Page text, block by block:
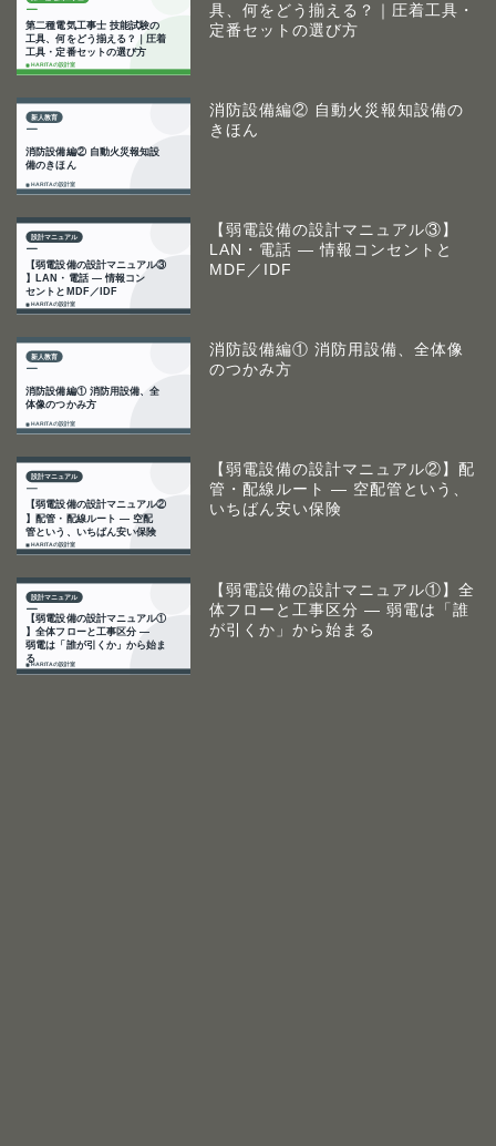
具、何をどう揃える？｜圧着工具・
定番セットの選び方
消防設備編② 自動火災報知設備の
きほん
【弱電設備の設計マニュアル③】
LAN・電話 ― 情報コンセントと
MDF／IDF
消防設備編① 消防用設備、全体像
のつかみ方
【弱電設備の設計マニュアル②】配
管・配線ルート ― 空配管という、
いちばん安い保険
【弱電設備の設計マニュアル①】全
体フローと工事区分 ― 弱電は「誰
が引くか」から始まる